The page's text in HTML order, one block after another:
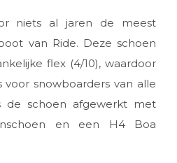
niets al jaren de meest
van Ride. Deze schoen
flex (4/10), waardoor
voor snowboarders van alle
de schoen afgewerkt met
en een H4 Boa